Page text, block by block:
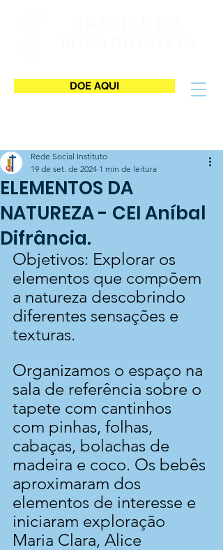
DOE AQUI
ELEMENTOS DA
NATUREZA - CEI Aníbal
Difrância.
Rede Social Instituto
19 de set. de 2024 1 min de leitura
Objetivos: Explorar os
elementos que compõem
a natureza descobrindo
diferentes sensações e
texturas.
Organizamos o espaço na
sala de referência sobre o
tapete com cantinhos
com pinhas, folhas,
cabaças, bolachas de
madeira e coco. Os bebês
aproximaram dos
elementos de interesse e
iniciaram exploração
Maria Clara, Alice